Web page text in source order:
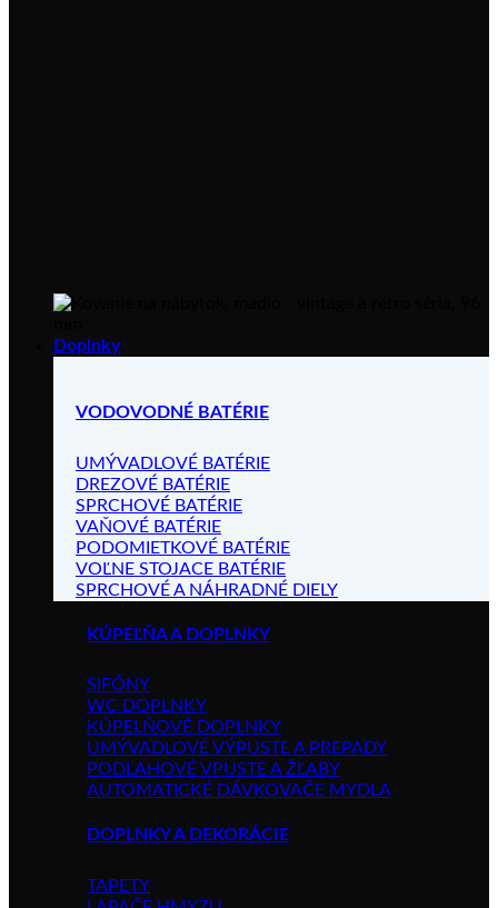
Doplnky
VODOVODNÉ BATÉRIE
UMÝVADLOVÉ BATÉRIE
DREZOVÉ BATÉRIE
SPRCHOVÉ BATÉRIE
VAŇOVÉ BATÉRIE
PODOMIETKOVÉ BATÉRIE
VOĽNE STOJACE BATÉRIE
SPRCHOVÉ A NÁHRADNÉ DIELY
KÚPEĽŇA A DOPLNKY
SIFÓNY
WC DOPLNKY
KÚPELŇOVÉ DOPLNKY
UMÝVADLOVÉ VÝPUSTE A PREPADY
PODLAHOVÉ VPUSTE A ŽĽABY
AUTOMATICKÉ DÁVKOVAČE MYDLA
DOPLNKY A DEKORÁCIE
TAPETY